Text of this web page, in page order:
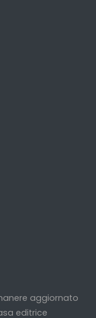
aggiornato
editrice